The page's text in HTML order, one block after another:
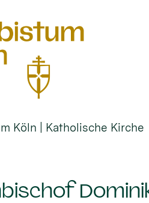
Köln | Katholische Kirche